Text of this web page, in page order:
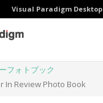
Visual Paradigm Desktop
フォトブック
In Review Photo Book